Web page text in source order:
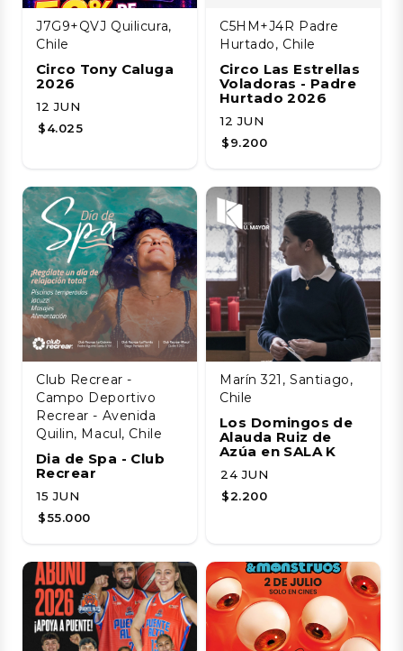
J7G9+QVJ Quilicura,
Chile
Circo Tony Caluga
2026
12 JUN
$4.025
C5HM+J4R Padre
Hurtado, Chile
Circo Las Estrellas
Voladoras - Padre
Hurtado 2026
12 JUN
$9.200
Club Recrear -
Campo Deportivo
Recrear - Avenida
Quilin, Macul, Chile
Dia de Spa - Club
Recrear
15 JUN
$55.000
Marín 321, Santiago,
Chile
Los Domingos de
Alauda Ruiz de
Azúa en SALA K
24 JUN
$2.200